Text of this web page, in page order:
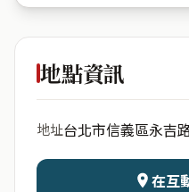
日期
地點資訊
地址台北市信義區永吉
在互